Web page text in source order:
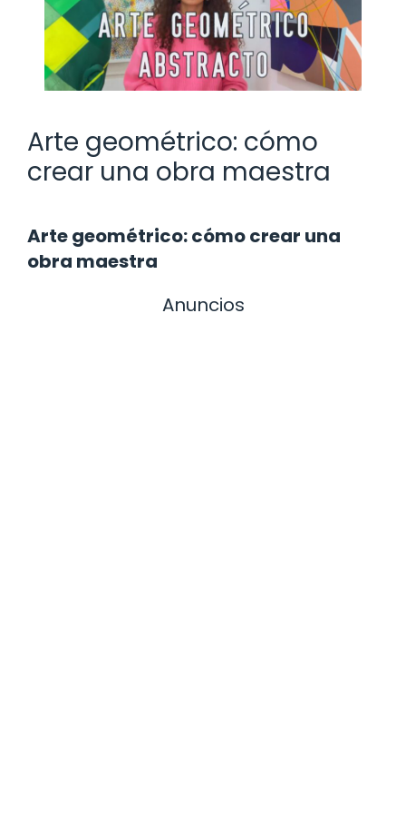
Arte geométrico: cómo
crear una obra maestra
Arte geométrico: cómo crear una
obra maestra
Anuncios